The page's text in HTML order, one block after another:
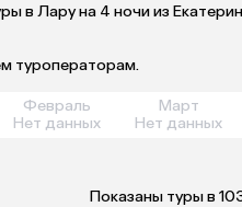
в Лару на 4 ночи из
туроператорам.
Февраль
Нет данных
Март
Нет данных
Показаны туры в